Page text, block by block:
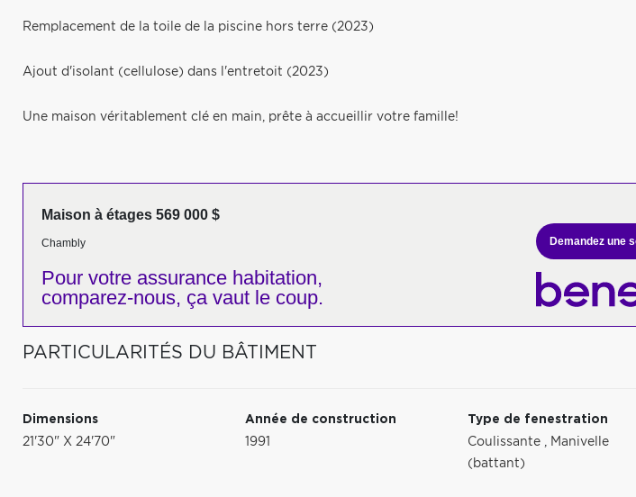
Remplacement de la toile de la piscine hors terre (2023)
Ajout d'isolant (cellulose) dans l'entretoit (2023)
Une maison véritablement clé en main, prête à accueillir votre famille!
Maison à étages 569 000 $
Chambly
Pour votre assurance habitation,
comparez-nous, ça vaut le coup.
Demandez une
PARTICULARITÉS DU BÂTIMENT
Dimensions
21'30" X 24'70"
Année de construction
1991
Type de fenestration
Coulissante , Manivelle
(battant)